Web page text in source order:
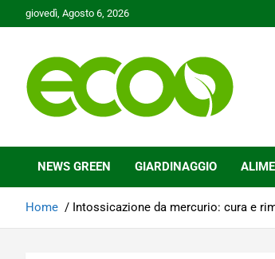
to
giovedì, Agosto 6, 2026
Ecoo.it
NEWS GREEN GIARDINAGGIO
Home Intossicazione da mercurio: cura e